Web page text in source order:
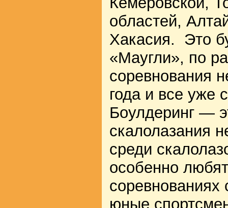
областей,
Хакасия. Это
«Маугли», по
соревнования
года и все уже
Боулдеринг —
скалолазания
среди
особенно
соревнованиях
юные